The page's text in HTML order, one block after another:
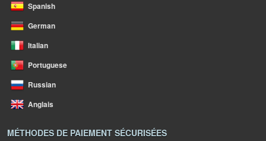
Spanish
German
Italian
Portuguese
Russian
Anglais
MÉTHODES DE PAIEMENT SÉCURISÉES